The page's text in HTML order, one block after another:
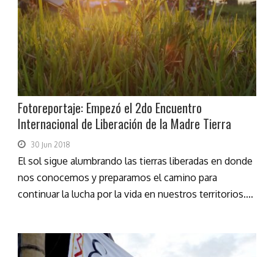
Fotoreportaje: Empezó el 2do Encuentro
Internacional de Liberación de la Madre Tierra
30 Jun 2018
El sol sigue alumbrando las tierras liberadas en donde
nos conocemos y preparamos el camino para
continuar la lucha por la vida en nuestros territorios....